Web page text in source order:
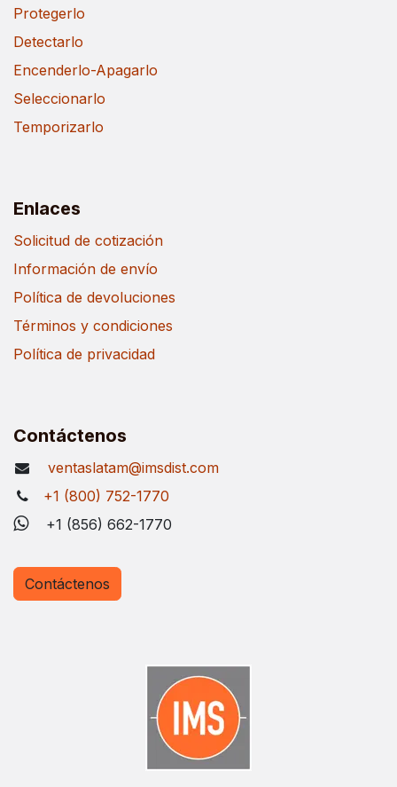
Protegerlo
Detectarlo
Encenderlo-Apagarlo
Seleccionarlo
Temporizarlo
Enlaces
Solicitud de cotización
Información de envío
Política de devoluciones
Términos y condiciones
Política de privacidad
Contáctenos
ventaslatam@imsdist.com
+1 (800) 752-1770
+1 (856) 662-1770
Contáctenos